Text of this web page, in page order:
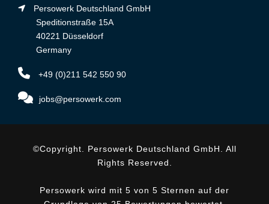
Persowerk Deutschland GmbH
Speditionstraße 15A
40221 Düsseldorf
Germany
+49 (0)211 542 550 90
jobs@persowerk.com
©Copyright. Persowerk Deutschland GmbH. All
Rights Reserved.
Persowerk wird mit 5 von 5 Sternen auf der